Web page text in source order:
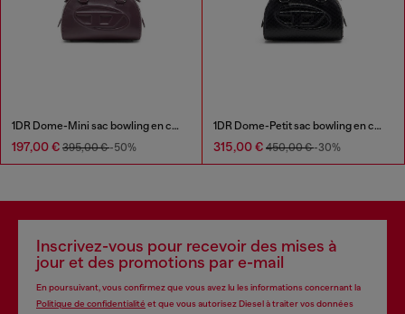
1DR Dome-Mini sac bowling en cuir
197,00 € 395,00 €-50%
1DR Dome-Petit sac bowling en cuir effet serpent
315,00 € 450,00 €-30%
Inscrivez-vous pour recevoir des mises à
jour et des promotions par e-mail
En poursuivant, vous confirmez que vous avez lu les informations concernant la
Politique de confidentialité et que vous autorisez Diesel à traiter vos données